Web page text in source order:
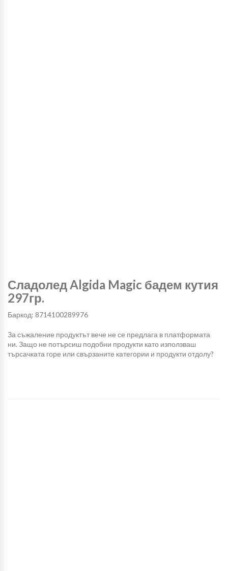
Сладолед Algida Magic бадем кутия
297гр.
Баркод: 8714100289976
За съжаление продуктът вече не се предлага в платформата
ни. Защо не потърсиш подобни продукти като използваш
търсачката горе или свързаните категории и продукти отдолу?